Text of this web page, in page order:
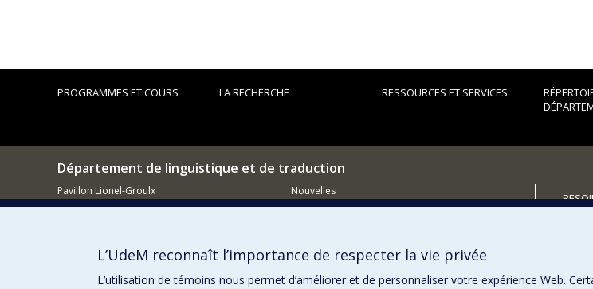
PROGRAMMES ET COURS LA RECHERCHE RESSOURCES ET SERVICES
Département de linguistique et de traduction
Pavillon Lionel-Groulx
3150, rue Jean-Brillant
514.343.6220
Nouvelles
L’UdeM reconnaît l’importance de respecter la vie privée
L’utilisation de témoins nous permet d’améliorer et de personnaliser votre expérience Web.